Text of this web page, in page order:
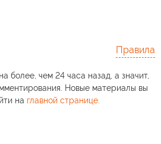
Правила
более, чем 24 часа назад, а значит,
Новые материалы вы
на главной странице.